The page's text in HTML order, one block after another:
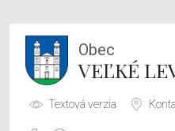
Obec
VEĽKÉ
Textová verzia